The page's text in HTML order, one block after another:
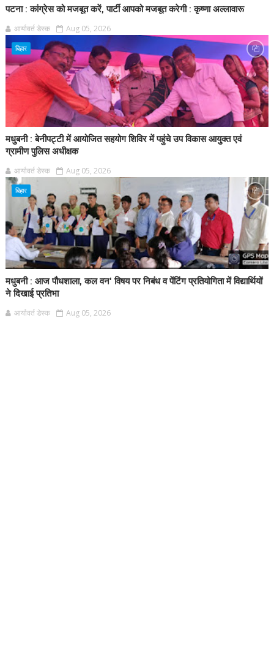
पटना : कांग्रेस को मजबूत करें, पार्टी आपको मजबूत करेगी : कृष्णा अल्लावारू
आर्यावर्त डेस्क Aug 05, 2026
बिहार
मधुबनी : बेनीपट्टी में आयोजित सहयोग शिविर में पहुंचे उप विकास आयुक्त एवं
ग्रामीण पुलिस अधीक्षक
आर्यावर्त डेस्क Aug 05, 2026
बिहार
मधुबनी : आज पौधशाला, कल वन' विषय पर निबंध व पेंटिंग प्रतियोगिता में विद्यार्थियों
ने दिखाई प्रतिभा
आर्यावर्त डेस्क Aug 05, 2026